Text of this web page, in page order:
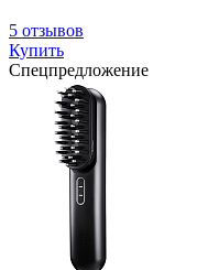
5 отзывов
Купить
Спецпредложение